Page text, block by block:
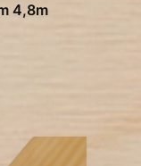
4,8m